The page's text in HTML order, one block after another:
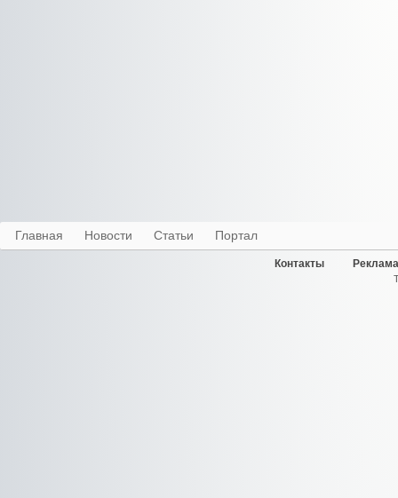
Главная Новости Статьи Портал
Контакты